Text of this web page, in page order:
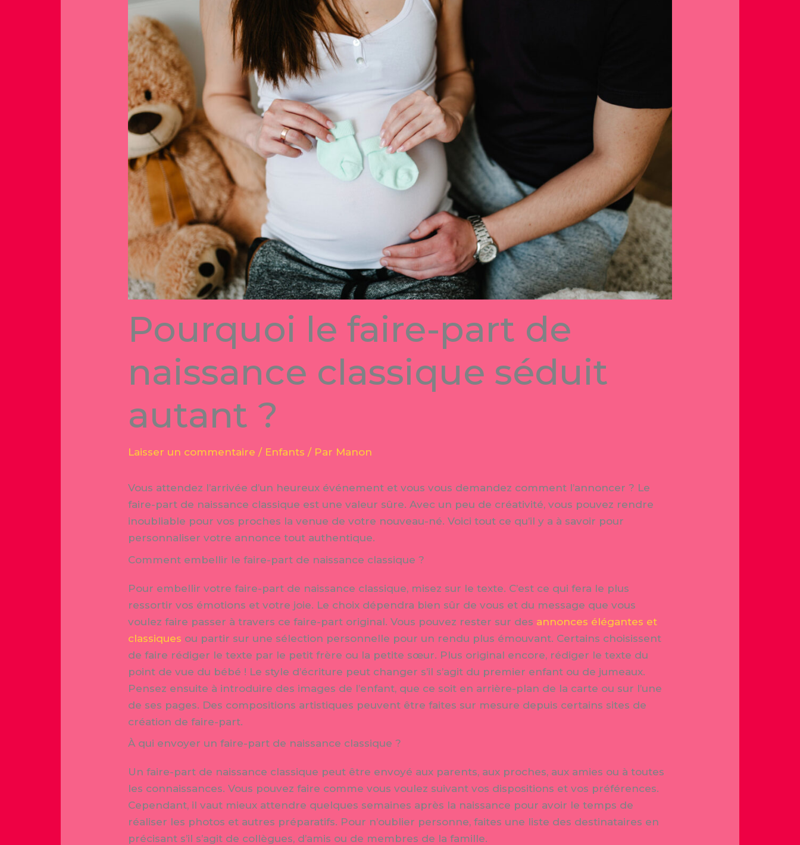
Pourquoi le faire-part de
naissance classique séduit
autant ?
Laisser un commentaire / Enfants / Par Manon
Vous attendez l’arrivée d’un heureux événement et vous vous demandez comment l’annoncer ? Le
faire-part de naissance classique est une valeur sûre. Avec un peu de créativité, vous pouvez rendre
inoubliable pour vos proches la venue de votre nouveau-né. Voici tout ce qu’il y a à savoir pour
personnaliser votre annonce tout authentique.
Comment embellir le faire-part de naissance classique ?
Pour embellir votre faire-part de naissance classique, misez sur le texte. C’est ce qui fera le plus
ressortir vos émotions et votre joie. Le choix dépendra bien sûr de vous et du message que vous
voulez faire passer à travers ce faire-part original. Vous pouvez rester sur des annonces élégantes et
classiques ou partir sur une sélection personnelle pour un rendu plus émouvant. Certains choisissent
de faire rédiger le texte par le petit frère ou la petite sœur. Plus original encore, rédiger le texte du
point de vue du bébé ! Le style d’écriture peut changer s’il s’agit du premier enfant ou de jumeaux.
Pensez ensuite à introduire des images de l’enfant, que ce soit en arrière-plan de la carte ou sur l’une
de ses pages. Des compositions artistiques peuvent être faites sur mesure depuis certains sites de
création de faire-part.
À qui envoyer un faire-part de naissance classique ?
Un faire-part de naissance classique peut être envoyé aux parents, aux proches, aux amies ou à toutes
les connaissances. Vous pouvez faire comme vous voulez suivant vos dispositions et vos préférences.
Cependant, il vaut mieux attendre quelques semaines après la naissance pour avoir le temps de
réaliser les photos et autres préparatifs. Pour n’oublier personne, faites une liste des destinataires en
précisant s’il s’agit de collègues, d’amis ou de membres de la famille.